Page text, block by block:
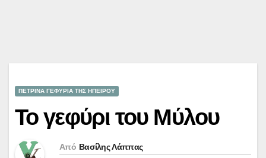
ΠΕΤΡΙΝΑ ΓΕΦΥΡΙΑ ΤΗΣ ΗΠΕΙΡΟΥ
Το γεφύρι του Μύλου
Από Βασίλης Λάππας